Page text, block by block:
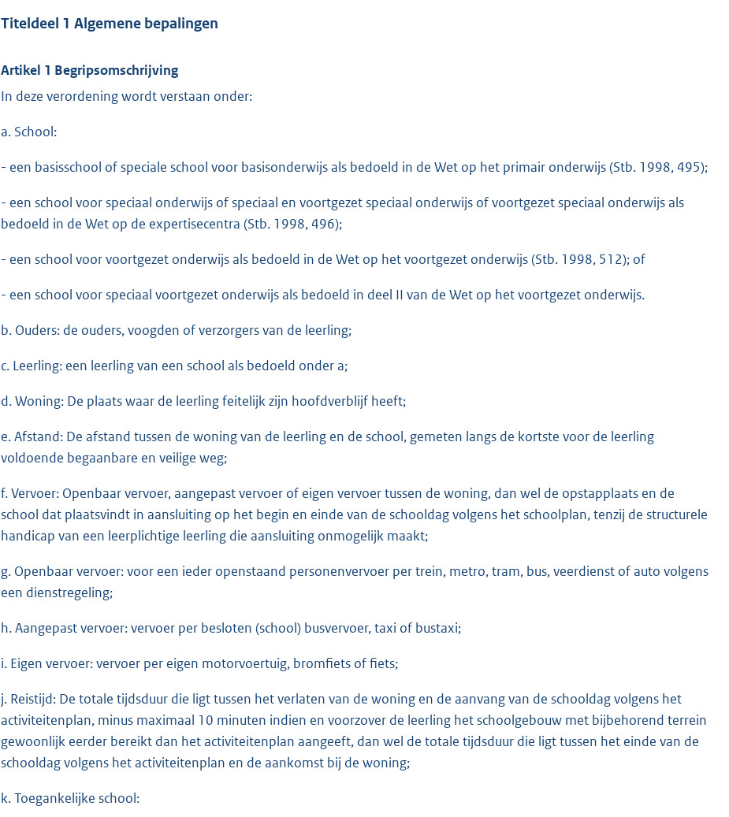
Titeldeel 1 Algemene bepalingen
Artikel 1 Begripsomschrijving
In deze verordening wordt verstaan onder:
a. School:
- een basisschool of speciale school voor basisonderwijs als bedoeld in de Wet op het primair onderwijs (Stb. 1998, 495);
- een school voor speciaal onderwijs of speciaal en voortgezet speciaal onderwijs of voortgezet speciaal onderwijs als
bedoeld in de Wet op de expertisecentra (Stb. 1998, 496);
- een school voor voortgezet onderwijs als bedoeld in de Wet op het voortgezet onderwijs (Stb. 1998, 512); of
- een school voor speciaal voortgezet onderwijs als bedoeld in deel II van de Wet op het voortgezet onderwijs.
b. Ouders: de ouders, voogden of verzorgers van de leerling;
c. Leerling: een leerling van een school als bedoeld onder a;
d. Woning: De plaats waar de leerling feitelijk zijn hoofdverblijf heeft;
e. Afstand: De afstand tussen de woning van de leerling en de school, gemeten langs de kortste voor de leerling
voldoende begaanbare en veilige weg;
f. Vervoer: Openbaar vervoer, aangepast vervoer of eigen vervoer tussen de woning, dan wel de opstapplaats en de
school dat plaatsvindt in aansluiting op het begin en einde van de schooldag volgens het schoolplan, tenzij de structurele
handicap van een leerplichtige leerling die aansluiting onmogelijk maakt;
g. Openbaar vervoer: voor een ieder openstaand personenvervoer per trein, metro, tram, bus, veerdienst of auto volgens
een dienstregeling;
h. Aangepast vervoer: vervoer per besloten (school) busvervoer, taxi of bustaxi;
i. Eigen vervoer: vervoer per eigen motorvoertuig, bromfiets of fiets;
j. Reistijd: De totale tijdsduur die ligt tussen het verlaten van de woning en de aanvang van de schooldag volgens het
activiteitenplan, minus maximaal 10 minuten indien en voorzover de leerling het schoolgebouw met bijbehorend terrein
gewoonlijk eerder bereikt dan het activiteitenplan aangeeft, dan wel de totale tijdsduur die ligt tussen het einde van de
schooldag volgens het activiteitenplan en de aankomst bij de woning;
k. Toegankelijke school: